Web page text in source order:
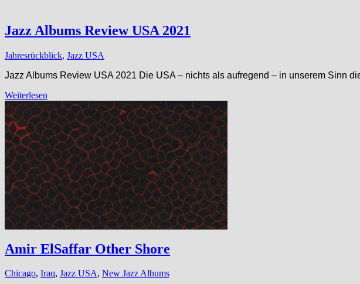
Jazz Albums Review USA 2021
Jahresrückblick, Jazz USA
Jazz Albums Review USA 2021 Die USA – nichts als aufregend – in unserem Sinn
Weiterlesen
Amir ElSaffar Other Shore
Chicago, Iraq, Jazz USA, New Jazz Albums